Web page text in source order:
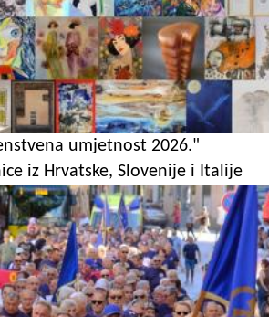
umjetnost 2026."
iz Hrvatske, Slovenije i Italije